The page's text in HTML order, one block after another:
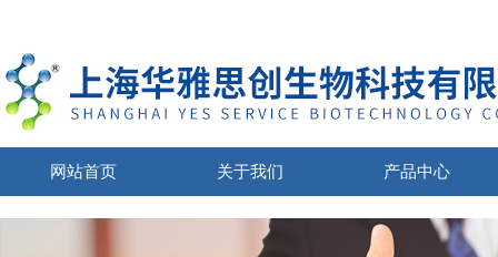
网站首页 关于我们 产品中心